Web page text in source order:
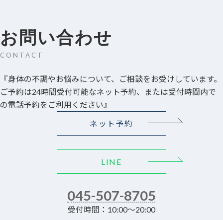
送
り
お問い合わせ
CONTACT
『身体の不調やお悩みについて、ご相談をお受けしています。
ご予約は24時間受付可能なネット予約、または受付時間内で
の電話予約をご利用ください』
ネット予約
LINE
045-507-8705
受付時間：10:00～20:00